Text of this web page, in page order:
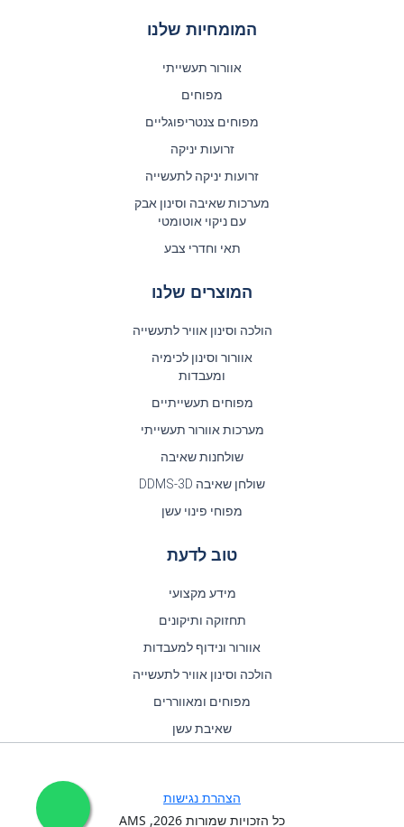
המומחיות שלנו
אוורור תעשייתי
מפוחים
מפוחים צנטריפוגליים
זרועות יניקה
זרועות יניקה לתעשייה
מערכות שאיבה וסינון אבק
עם ניקוי אוטומטי
תאי וחדרי צבע
המוצרים שלנו
הולכה וסינון אוויר לתעשייה
אוורור וסינון לכימיה
ומעבדות
מפוחים תעשייתיים
מערכות אוורור תעשייתי
שולחנות שאיבה
שולחן שאיבה DDMS-3D
מפוחי פינוי עשן
טוב לדעת
מידע מקצועי
תחזוקה ותיקונים
אוורור ונידוף למעבדות
הולכה וסינון אוויר לתעשייה
מפוחים ומאווררים
שאיבת עשן
כל הזכויות שמורות 2026
, AMS
הצהרת נגישות